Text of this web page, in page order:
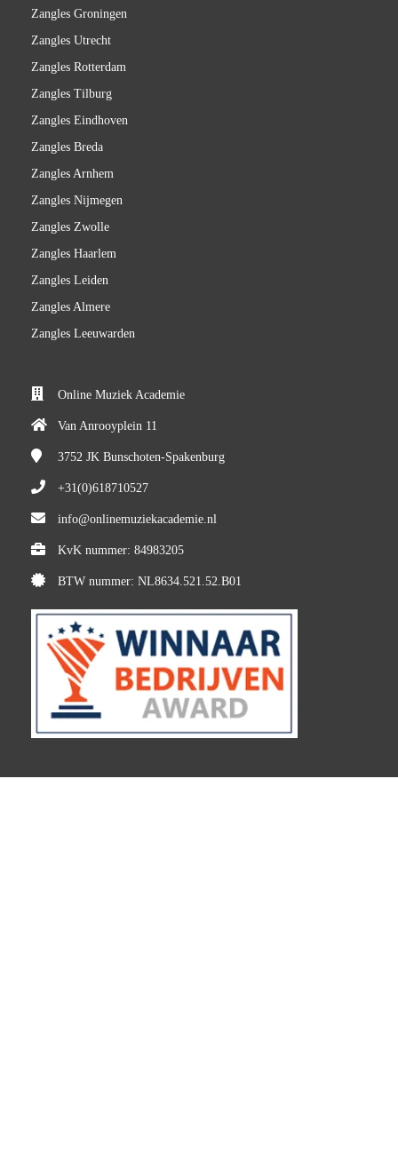
Zangles Groningen
Zangles Utrecht
Zangles Rotterdam
Zangles Tilburg
Zangles Eindhoven
Zangles Breda
Zangles Arnhem
Zangles Nijmegen
Zangles Zwolle
Zangles Haarlem
Zangles Leiden
Zangles Almere
Zangles Leeuwarden
Online Muziek Academie
Van Anrooyplein 11
3752 JK Bunschoten-Spakenburg
+31(0)618710527
info@onlinemuziekacademie.nl
KvK nummer: 84983205
BTW nummer: NL8634.521.52.B01